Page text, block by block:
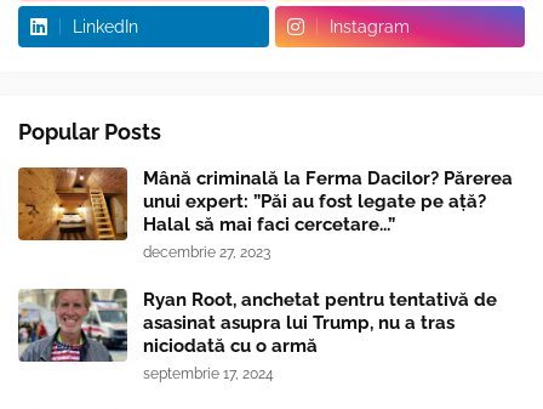
LinkedIn Instagram
Popular Posts
Mână criminală la Ferma Dacilor? Părerea
unui expert: ”Păi au fost legate pe ață?
Halal să mai faci cercetare...”
decembrie 27, 2023
Ryan Root, anchetat pentru tentativă de
asasinat asupra lui Trump, nu a tras
niciodată cu o armă
septembrie 17, 2024